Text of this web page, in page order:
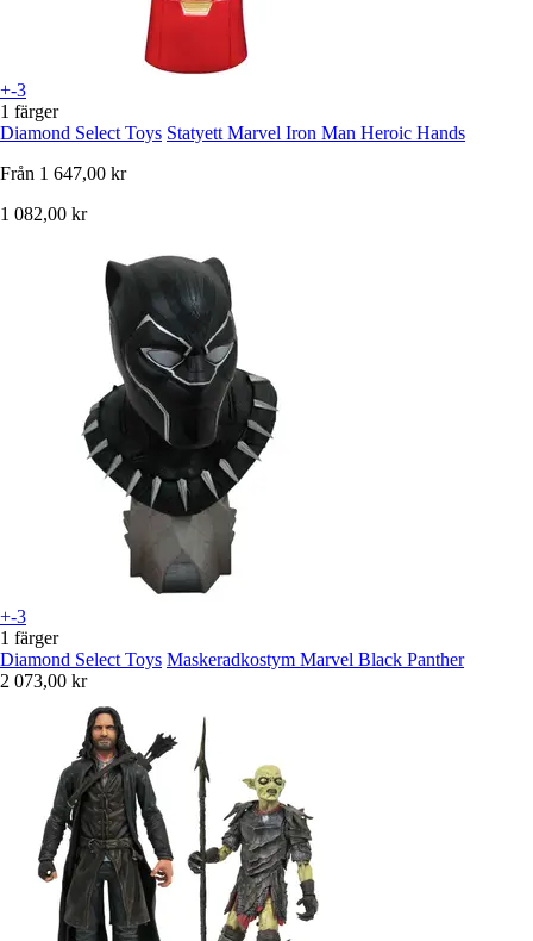
+-3
1 färger
Diamond Select Toys Statyett Marvel Iron Man Heroic Hands
Från 1 647,00 kr
1 082,00 kr
+-3
1 färger
Diamond Select Toys Maskeradkostym Marvel Black Panther
2 073,00 kr